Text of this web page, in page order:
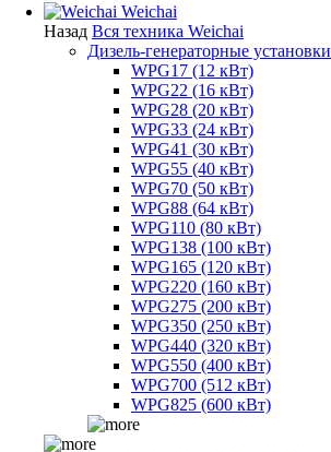
Weichai
Назад Вся техника Weichai
Дизель-генераторные установки
WPG17 (12 кВт)
WPG22 (16 кВт)
WPG28 (20 кВт)
WPG33 (24 кВт)
WPG41 (30 кВт)
WPG55 (40 кВт)
WPG70 (50 кВт)
WPG88 (64 кВт)
WPG110 (80 кВт)
WPG138 (100 кВт)
WPG165 (120 кВт)
WPG220 (160 кВт)
WPG275 (200 кВт)
WPG350 (250 кВт)
WPG440 (320 кВт)
WPG550 (400 кВт)
WPG700 (512 кВт)
WPG825 (600 кВт)